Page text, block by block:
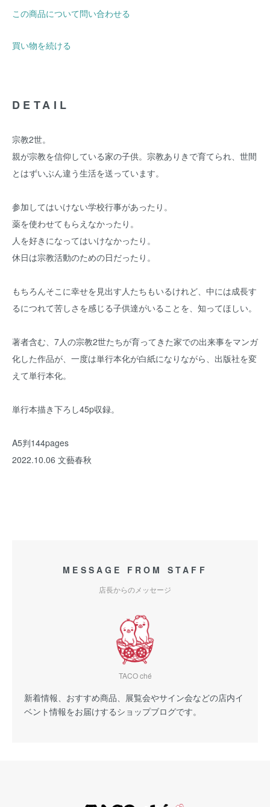
この商品について問い合わせる
買い物を続ける
DETAIL
宗教2世。
親が宗教を信仰している家の子供。宗教ありきで育てられ、世間
とはずいぶん違う生活を送っています。
参加してはいけない学校行事があったり。
薬を使わせてもらえなかったり。
人を好きになってはいけなかったり。
休日は宗教活動のための日だったり。
もちろんそこに幸せを見出す人たちもいるけれど、中には成長す
るにつれて苦しさを感じる子供達がいることを、知ってほしい。
著者含む、7人の宗教2世たちが育ってきた家での出来事をマンガ
化した作品が、一度は単行本化が白紙になりながら、出版社を変
えて単行本化。
単行本描き下ろし45p収録。
A5判144pages
2022.10.06 文藝春秋
MESSAGE FROM STAFF
店長からのメッセージ
TACO ché
新着情報、おすすめ商品、展覧会やサイン会などの店内イ
ベント情報をお届けするショップブログです。